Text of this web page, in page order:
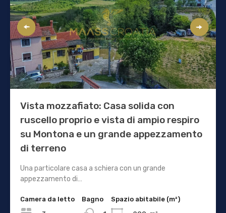
Vista mozzafiato: Casa solida con
ruscello proprio e vista di ampio respiro
su Montona e un grande appezzamento
di terreno
Una particolare casa a schiera con un grande
appezzamento di…
Camera da letto
Bagno
Spazio abitabile (m²)